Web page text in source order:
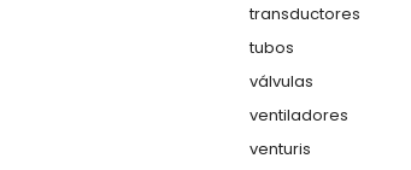
transductores
tubos
válvulas
ventiladores
venturis